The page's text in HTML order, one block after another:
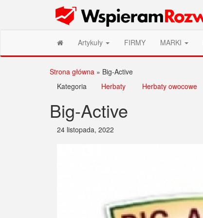
Wspieram Rozwój PL
Artykuły FIRMY MARKI
Strona główna » Big-Active
Kategoria
Herbaty Herbaty owocowe
Big-Active
24 listopada, 2022